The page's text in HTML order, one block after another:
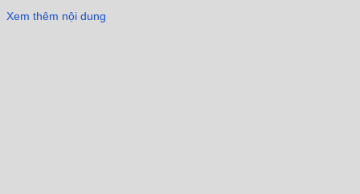
Xem thêm nội dung